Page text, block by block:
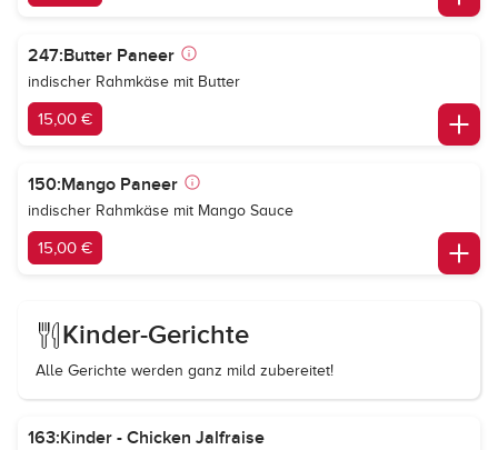
247:Butter Paneer
indischer Rahmkäse mit Butter
15,00 €
150:Mango Paneer
indischer Rahmkäse mit Mango Sauce
15,00 €
Kinder-Gerichte
Alle Gerichte werden ganz mild zubereitet!
163:Kinder - Chicken Jalfraise